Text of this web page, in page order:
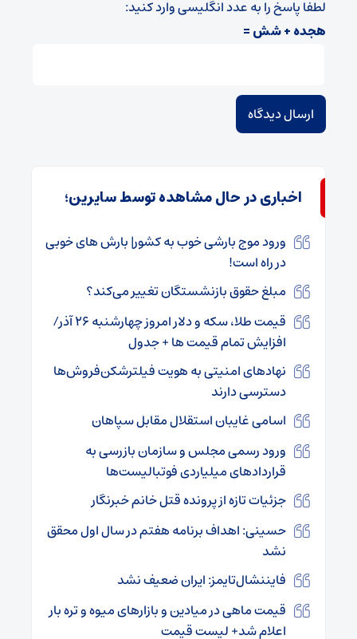
لطفا پاسخ را به عدد انگلیسی وارد کنید:
هجده + شش =
اخباری در حال مشاهده توسط سایرین؛
ورود موج بارشی خوب به کشور| بارش های خوبی
در راه است!
مبلغ حقوق بازنشستگان تغییر می‌کند؟
قیمت طلا، سکه و دلار امروز چهارشنبه ۲۶ آذر/
افزایش تمام قیمت ها + جدول
نهادهای امنیتی به هویت فیلترشکن‌فروش‌ها
دسترسی دارند
اسامی غایبان استقلال مقابل سپاهان
ورود رسمی مجلس و سازمان بازرسی به
قراردادهای میلیاردی فوتبالیست‌ها
جزئیات تازه از پرونده قتل خانم خبرنگار
حسینی: اهداف برنامه هفتم در سال اول محقق
نشد
فایننشال‌تایمز: ایران ضعیف نشد
قیمت ماهی در میادین و بازار‌های میوه و تره بار
اعلام شد+ لیست قیمت